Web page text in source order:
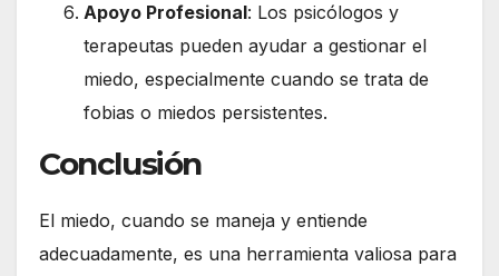
Apoyo Profesional: Los psicólogos y
terapeutas pueden ayudar a gestionar el
miedo, especialmente cuando se trata de
fobias o miedos persistentes.
Conclusión
El miedo, cuando se maneja y entiende
adecuadamente, es una herramienta valiosa para